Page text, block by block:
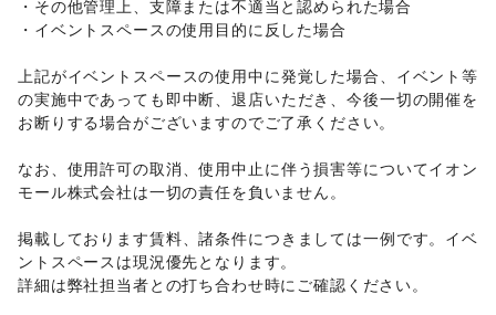
おもちゃ・ホビー/楽器・音楽機材 CD・DVD・本・雑誌
音楽・ライブ/演劇/占い/公営競技・宝くじ/
その他エンタメ・ガジェット
アート・デザイン
絵画・書 /写真・イラストレーション/立体作品・彫刻
その他アート・デザイン
レジャー・スポーツ
旅行・レジャー/キャンプ・アウトドア/野球
車・バイク・モビリティ
車/バイク・オートバイ/ 自転車・ロードバイク
マイクロモビリティ/その他車・バイク・モビリティ
・その他管理上、支障または不適当と認められた場合
・イベントスペースの使用目的に反した場合
上記がイベントスペースの使用中に発覚した場合、イベント等
の実施中であっても即中断、退店いただき、今後一切の開催を
お断りする場合がございますのでご了承ください。
なお、使用許可の取消、使用中止に伴う損害等についてイオン
モール株式会社は一切の責任を負いません。
掲載しております賃料、諸条件につきましては一例です。イベ
ントスペースは現況優先となります。
詳細は弊社担当者との打ち合わせ時にご確認ください。